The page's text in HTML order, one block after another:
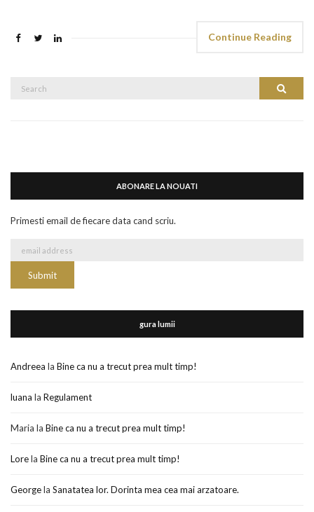
Continue Reading
Search
ABONARE LA NOUATI
Primesti email de fiecare data cand scriu.
gura lumii
Andreea la Bine ca nu a trecut prea mult timp!
luana la Regulament
Maria la Bine ca nu a trecut prea mult timp!
Lorela Bine ca nu a trecut prea mult timp!
Georgela Sanatatea lor. Dorinta mea cea mai arzatoare.